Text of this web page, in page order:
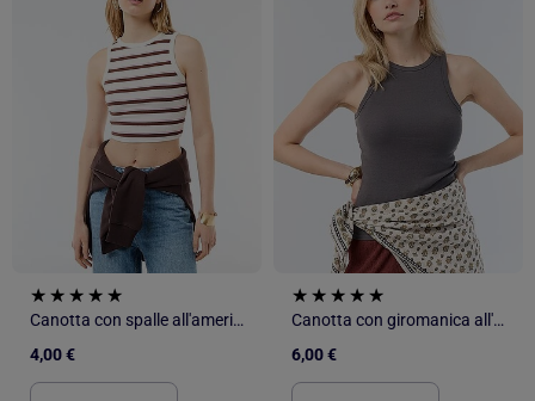
Canotta con spalle all'americana
4,00 €
Canotta con giromanica all'americana
6,00 €